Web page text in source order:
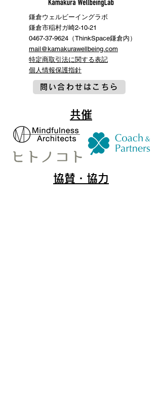
鎌倉ウェルビーイングラボ
鎌倉市稲村ガ崎2-10-21
0467-37-9624（ThinkSpace鎌倉内）
mail@kamakurawellbeing.com
特定商取引法に関する表記
​個人情報保護指針
問い合わせはこちら
共催
協賛・協力